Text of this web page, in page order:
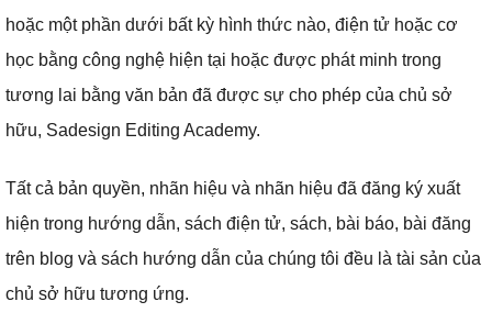
hoặc một phần dưới bất kỳ hình thức nào, điện tử hoặc cơ
học bằng công nghệ hiện tại hoặc được phát minh trong
tương lai bằng văn bản đã được sự cho phép của chủ sở
hữu, Sadesign Editing Academy.
Tất cả bản quyền, nhãn hiệu và nhãn hiệu đã đăng ký xuất
hiện trong hướng dẫn, sách điện tử, sách, bài báo, bài đăng
trên blog và sách hướng dẫn của chúng tôi đều là tài sản của
chủ sở hữu tương ứng.